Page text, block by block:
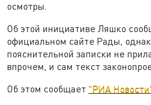
осмотры.
Об этой инициативе Ляшко
официальном сайте Рады,
пояснительной записки не
впрочем, и сам текст
Об этом сообщает "РИА